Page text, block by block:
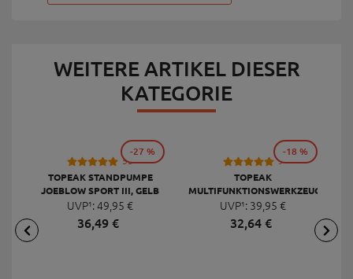
WEITERE ARTIKEL DIESER
KATEGORIE
53
TOPEAK STANDPUMPE
JOEBLOW SPORT III, GELB
UVP¹:49,95 €
36,49€
-27 %
9
TOPEAK
MULTIFUNKTIONSWERKZEUG
MINI 20 PRO
UVP¹: 39,95 €
32,64€
-18 %